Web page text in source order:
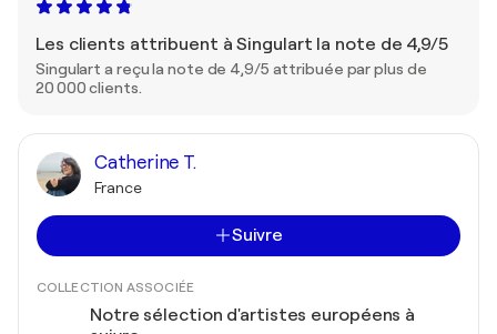
Les clients attribuent à Singulart la note de 4,9/5
Singulart a reçu la note de 4,9/5 attribuée par plus de
20 000 clients.
Catherine T.
France
Suivre
COLLECTION ASSOCIÉE
Notre sélection d'artistes européens à